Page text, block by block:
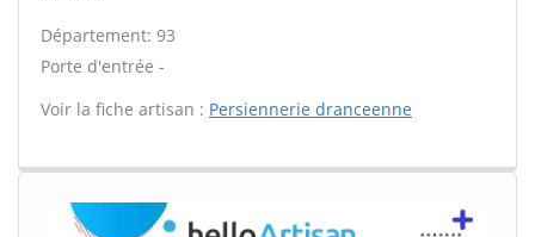
Département: 93
Porte d'entrée -
Voir la fiche artisan : Persiennerie dranceenne